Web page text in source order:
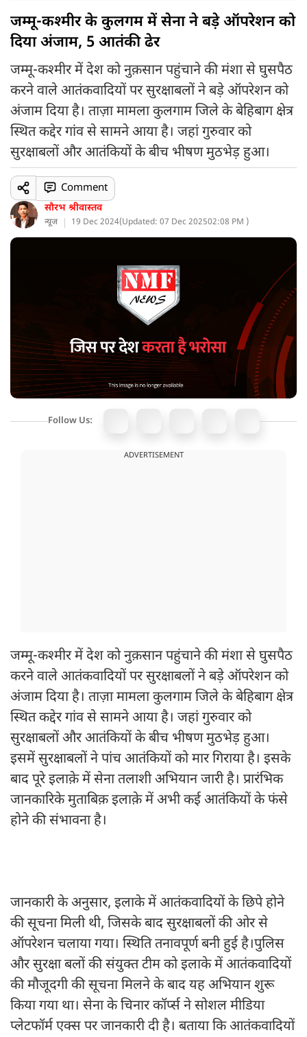
जम्मू-कश्मीर के कुलगम में सेना ने बड़े ऑपरेशन को
दिया अंजाम, 5 आतंकी ढेर
जम्मू-कश्मीर में देश को नुक़सान पहुंचाने की मंशा से घुसपैठ
करने वाले आतंकवादियों पर सुरक्षाबलों ने बड़े ऑपरेशन को
अंजाम दिया है। ताज़ा मामला कुलगाम जिले के बेहिबाग क्षेत्र
स्थित कद्देर गांव से सामने आया है। जहां गुरुवार को
सुरक्षाबलों और आतंकियों के बीच भीषण मुठभेड़ हुआ।
सौरभ श्रीवास्तव
न्यूज 19 Dec 2024(Updated: 07 Dec 202502:08 PM )
Comment
Follow Us:
ADVERTISEMENT
जम्मू-कश्मीर में देश को नुक़सान पहुंचाने की मंशा से घुसपैठ
करने वाले आतंकवादियों पर सुरक्षाबलों ने बड़े ऑपरेशन को
अंजाम दिया है। ताज़ा मामला कुलगाम जिले के बेहिबाग क्षेत्र
स्थित कद्देर गांव से सामने आया है। जहां गुरुवार को
सुरक्षाबलों और आतंकियों के बीच भीषण मुठभेड़ हुआ।
इसमें सुरक्षाबलों ने पांच आतंकियों को मार गिराया है। इसके
बाद पूरे इलाक़े में सेना तलाशी अभियान जारी है। प्रारंभिक
जानकारिके मुताबिक़ इलाक़े में अभी कई आतंकियों के फंसे
होने की संभावना है।
जानकारी के अनुसार, इलाके में आतंकवादियों के छिपे होने
की सूचना मिली थी, जिसके बाद सुरक्षाबलों की ओर से
ऑपरेशन चलाया गया। स्थिति तनावपूर्ण बनी हुई है।पुलिस
और सुरक्षा बलों की संयुक्त टीम को इलाके में आतंकवादियों
की मौजूदगी की सूचना मिलने के बाद यह अभियान शुरू
किया गया था। सेना के चिनार कॉर्प्स ने सोशल मीडिया
प्लेटफॉर्म एक्स पर जानकारी दी है। बताया कि आतंकवादियों